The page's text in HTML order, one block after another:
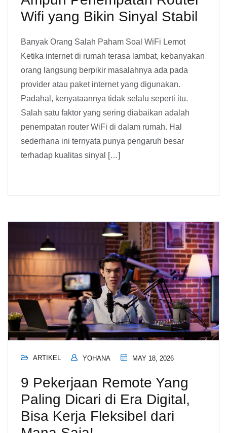
Wifi yang Bikin Sinyal Stabil
Banyak Orang Salah Paham Soal WiFi Lemot
Ketika internet di rumah terasa lambat, kebanyakan
orang langsung berpikir masalahnya ada pada
provider atau paket internet yang digunakan.
Padahal, kenyataannya tidak selalu seperti itu.
Salah satu faktor yang sering diabaikan adalah
penempatan router WiFi di dalam rumah. Hal
sederhana ini ternyata punya pengaruh besar
terhadap kualitas sinyal […]
ARTIKEL YOHANA MAY 18, 2026
9 Pekerjaan Remote Yang
Paling Dicari di Era Digital,
Bisa Kerja Fleksibel dari